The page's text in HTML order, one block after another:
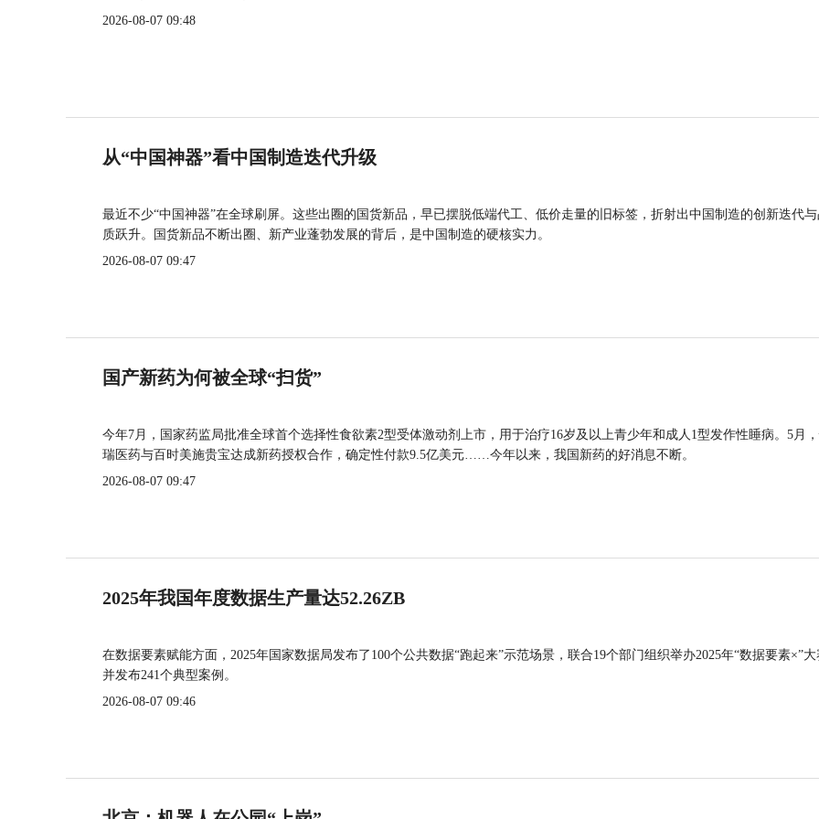
2026-08-07 09:48
从“中国神器”看中国制造迭代升级
最近不少“中国神器”在全球刷屏。这些出圈的国货新品，早已摆脱低端代工、低价走量的旧标签，折射出中国制造的创新迭代
质跃升。国货新品不断出圈、新产业蓬勃发展的背后，是中国制造的硬核实力。
2026-08-07 09:47
国产新药为何被全球“扫货”
今年7月，国家药监局批准全球首个选择性食欲素2型受体激动剂上市，用于治疗16岁及以上青少年和成人1型发作性睡病。5月
瑞医药与百时美施贵宝达成新药授权合作，确定性付款9.5亿美元……今年以来，我国新药的好消息不断。
2026-08-07 09:47
2025年我国年度数据生产量达52.26ZB
在数据要素赋能方面，2025年国家数据局发布了100个公共数据“跑起来”示范场景，联合19个部门组织举办2025年“数据要素×”大
并发布241个典型案例。
2026-08-07 09:46